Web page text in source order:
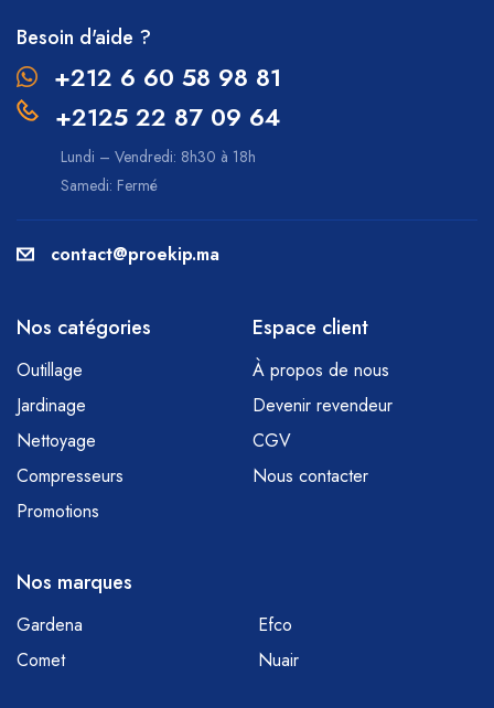
Besoin d'aide ?
+212 6 60 58 98 81
+2125 22 87 09 64
Lundi – Vendredi: 8h30 à 18h
Samedi: Fermé
contact@proekip.ma
Nos catégories
Outillage
Jardinage
Nettoyage
Compresseurs
Promotions
Espace client
À propos de nous
Devenir revendeur
CGV
Nous contacter
Nos marques
Gardena
Efco
Comet
Nuair